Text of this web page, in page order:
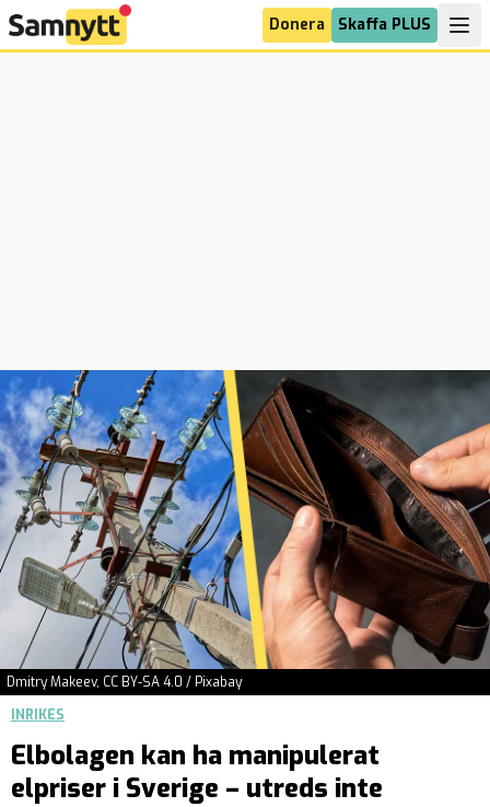
Donera Skaffa PLUS
Dmitry Makeev, CC BY-SA 4.0 / Pixabay
INRIKES
Elbolagen kan ha manipulerat
elpriser i Sverige – utreds inte